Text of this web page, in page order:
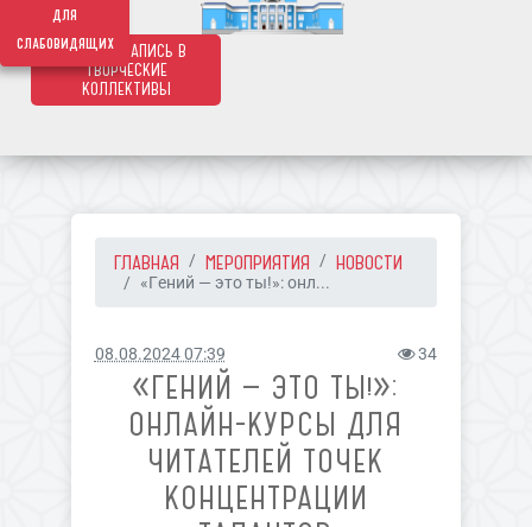
для
слабовидящихОНЛАЙН ЗАПИСЬ В
ТВОРЧЕСКИЕ
КОЛЛЕКТИВЫ
ГЛАВНАЯ МЕРОПРИЯТИЯ НОВОСТИ
«Гений — это ты!»: онл...
08.08.2024 07:39 34
«ГЕНИЙ — ЭТО ТЫ!»:
ОНЛАЙН-КУРСЫ ДЛЯ
ЧИТАТЕЛЕЙ ТОЧЕК
КОНЦЕНТРАЦИИ